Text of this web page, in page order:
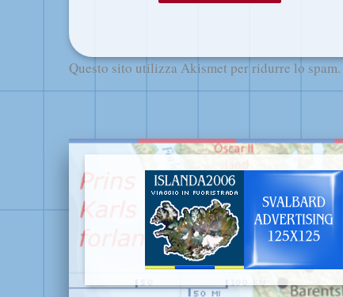
Questo sito utilizza Akismet per ridurre lo spam.